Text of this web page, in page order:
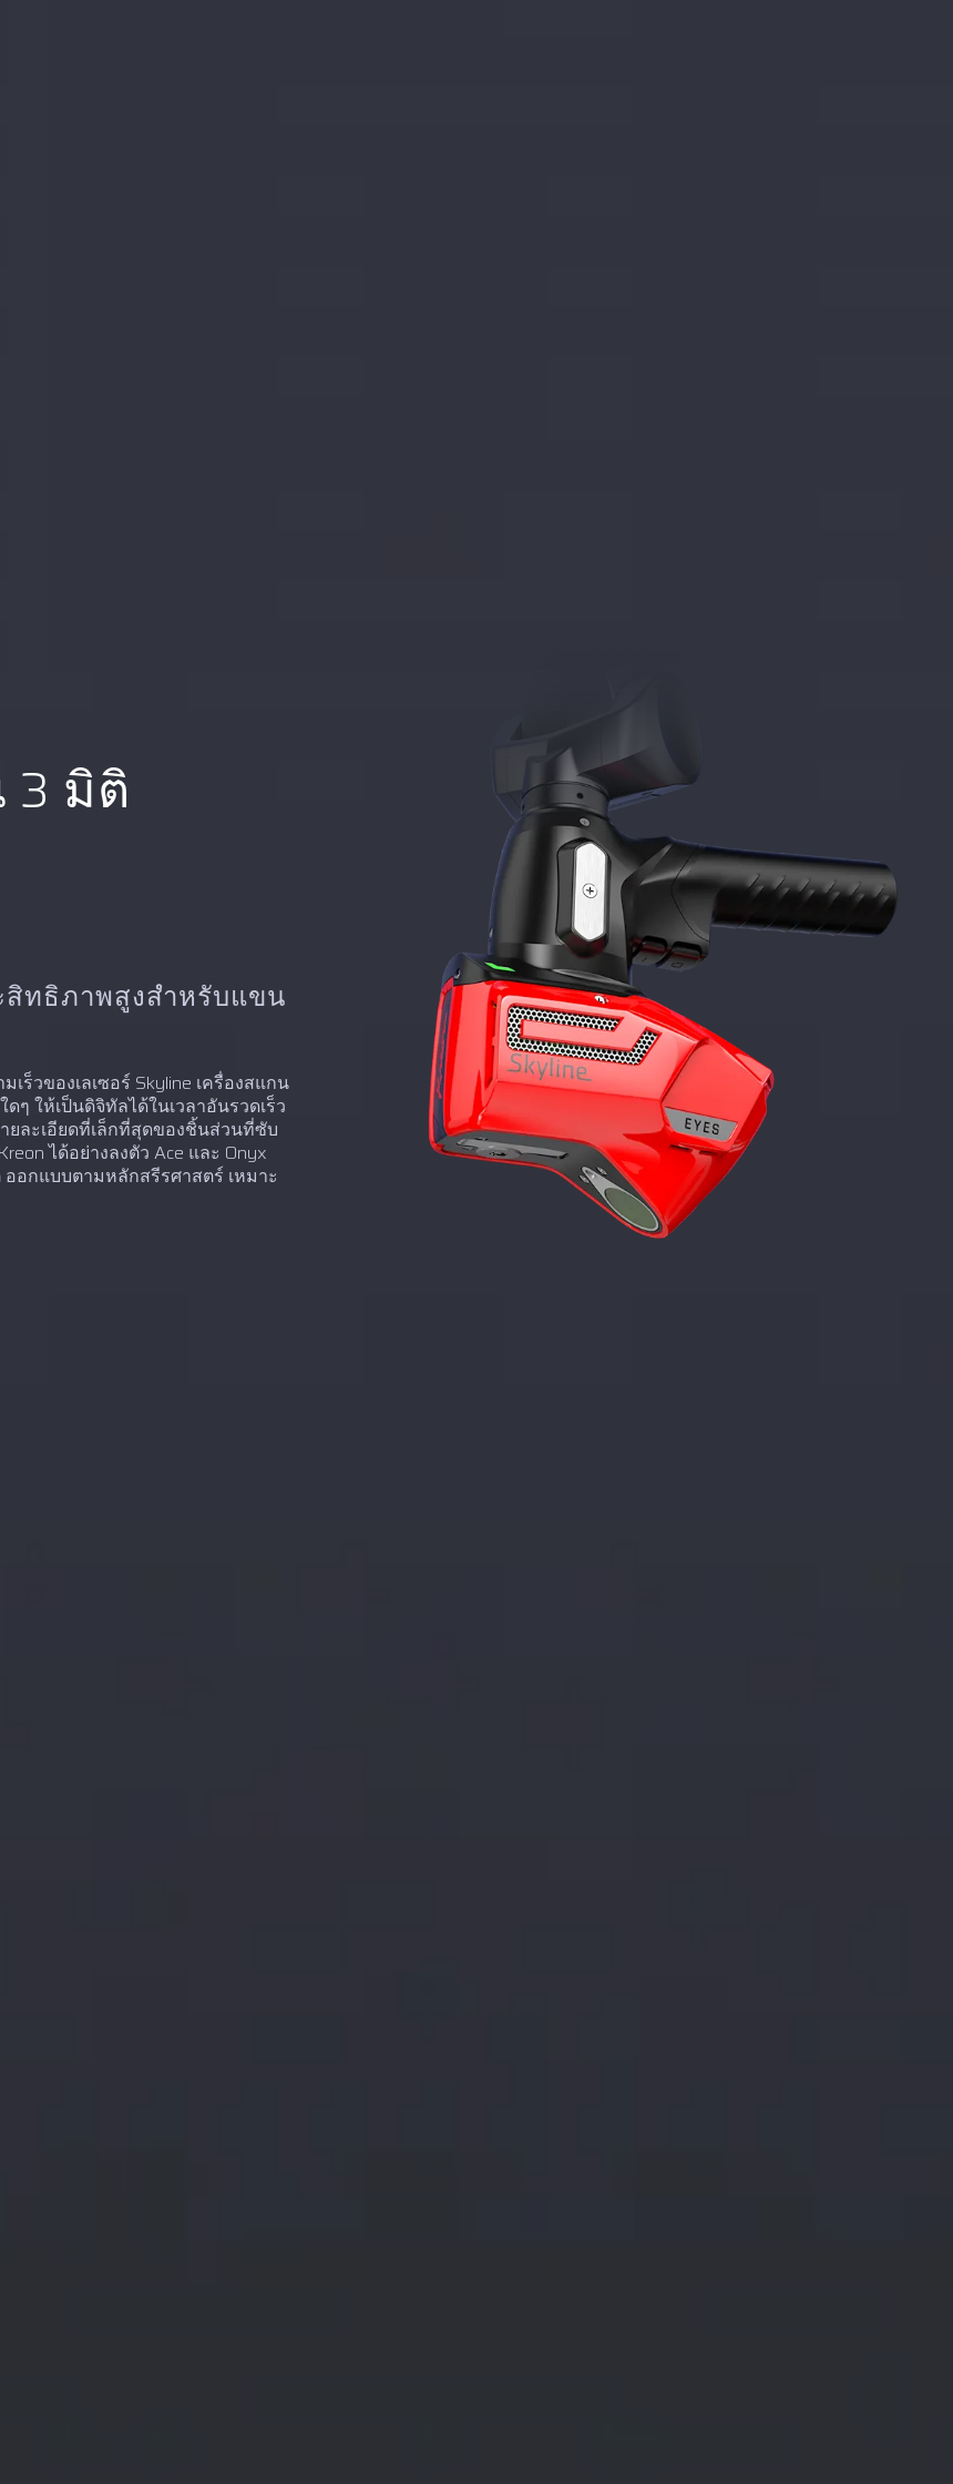
3 มิติ
ทธิภาพสูงสำหรับแขน
เร็วของเลเซอร์ Skyline เครื่องสแกน
ให้เป็นดิจิทัลได้ในเวลาอันรวดเร็ว
ยละเอียดที่เล็กที่สุดของชิ้นส่วนที่ซับ
ได้อย่างลงตัว Ace และ Onyx
อกแบบตามหลักสรีรศาสตร์ เหมาะ